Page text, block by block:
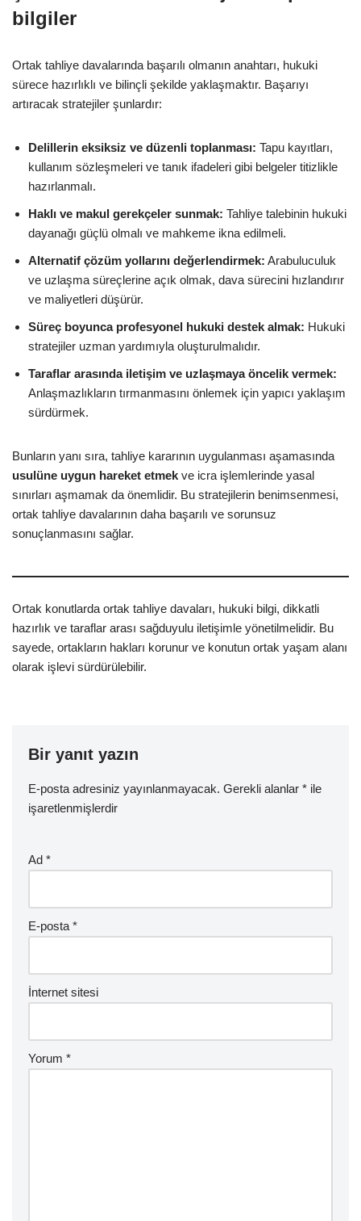
bilgiler
Ortak tahliye davalarında başarılı olmanın anahtarı, hukuki
sürece hazırlıklı ve bilinçli şekilde yaklaşmaktır. Başarıyı
artıracak stratejiler şunlardır:
Delillerin eksiksiz ve düzenli toplanması: Tapu kayıtları,
kullanım sözleşmeleri ve tanık ifadeleri gibi belgeler titizlikle
hazırlanmalı.
Haklı ve makul gerekçeler sunmak: Tahliye talebinin hukuki
dayanağı güçlü olmalı ve mahkeme ikna edilmeli.
Alternatif çözüm yollarını değerlendirmek: Arabuluculuk
ve uzlaşma süreçlerine açık olmak, dava sürecini hızlandırır
ve maliyetleri düşürür.
Süreç boyunca profesyonel hukuki destek almak: Hukuki
stratejiler uzman yardımıyla oluşturulmalıdır.
Taraflar arasında iletişim ve uzlaşmaya öncelik vermek:
Anlaşmazlıkların tırmanmasını önlemek için yapıcı yaklaşım
sürdürmek.
Bunların yanı sıra, tahliye kararının uygulanması aşamasında
usulüne uygun hareket etmek ve icra işlemlerinde yasal
sınırları aşmamak da önemlidir. Bu stratejilerin benimsenmesi,
ortak tahliye davalarının daha başarılı ve sorunsuz
sonuçlanmasını sağlar.
Ortak konutlarda ortak tahliye davaları, hukuki bilgi, dikkatli
hazırlık ve taraflar arası sağduyulu iletişimle yönetilmelidir. Bu
sayede, ortakların hakları korunur ve konutun ortak yaşam alanı
olarak işlevi sürdürülebilir.
Bir yanıt yazın
E-posta adresiniz yayınlanmayacak. Gerekli alanlar * ile
işaretlenmişlerdir
Ad *
E-posta *
İnternet sitesi
Yorum *